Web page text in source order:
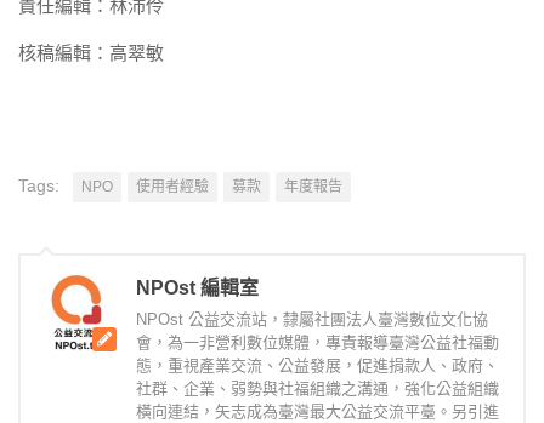
責任編輯：林沛伶
核稿編輯：高翠敏
Tags: NPO 使用者經驗 募款 年度報告
NPOst 編輯室
NPOst 公益交流站，隸屬社團法人臺灣數位文化協
會，為一非營利數位媒體，專責報導臺灣公益社福動
態，重視產業交流、公益發展，促進捐款人、政府、
社群、企業、弱勢與社福組織之溝通，強化公益組織
橫向連結，矢志成為臺灣最大公益交流平臺。另引進